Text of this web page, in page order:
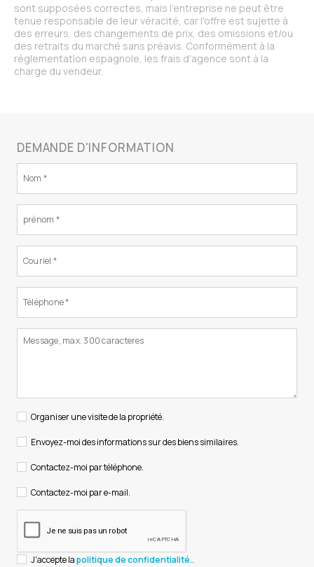
sont supposées correctes, mais l'entreprise ne peut être
tenue responsable de leur véracité, car l'offre est sujette à
des erreurs, des changements de prix, des omissions et/ou
des retraits du marché sans préavis. Conformément à la
réglementation espagnole, les frais d'agence sont à la
charge du vendeur.
DEMANDE D'INFORMATION
Organiser une visite de la propriété.
Envoyez-moi des informations sur des biens similaires.
Contactez-moi par téléphone.
Contactez-moi par e-mail.
J'accepte lapolitique de confidentialité..